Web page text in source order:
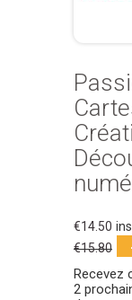
€14.50
€15.80
Recevez
2